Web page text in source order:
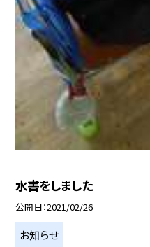
水書をしました
公開日 2021/02/26
お知らせ